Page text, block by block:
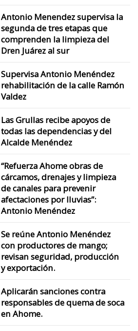
Antonio Menendez supervisa la
segunda de tres etapas que
comprenden la limpieza del
Dren Juárez al sur
Supervisa Antonio Menéndez
rehabilitación de la calle Ramón
Valdez
Las Grullas recibe apoyos de
todas las dependencias y del
Alcalde Menéndez
“Refuerza Ahome obras de
cárcamos, drenajes y limpieza
de canales para prevenir
afectaciones por lluvias”:
Antonio Menéndez
Se reúne Antonio Menéndez
con productores de mango;
revisan seguridad, producción
y exportación.
Aplicarán sanciones contra
responsables de quema de soca
en Ahome.